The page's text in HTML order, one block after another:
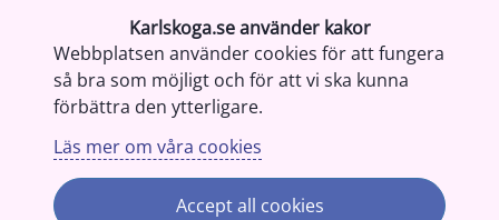
Karlskoga.se använder kakor
Webbplatsen använder cookies för att fungera
så bra som möjligt och för att vi ska kunna
förbättra den ytterligare.
Läs mer om våra cookies
Accept all cookies